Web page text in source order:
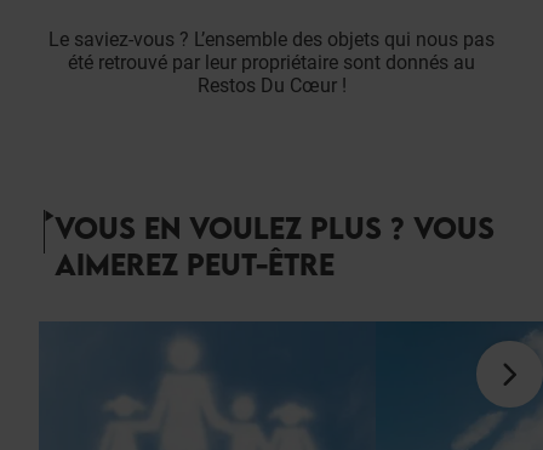
Le saviez-vous ? L’ensemble des objets qui nous pas
été retrouvé par leur propriétaire sont donnés au
Restos Du Cœur !
VOUS EN VOULEZ PLUS ? VOUS
AIMEREZ PEUT-ÊTRE